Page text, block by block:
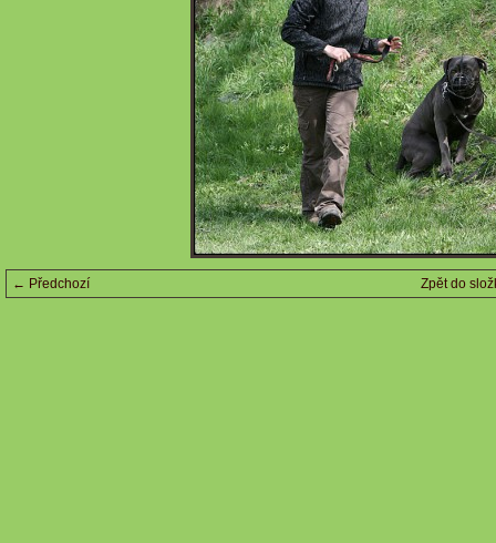
← Předchozí Zpět do